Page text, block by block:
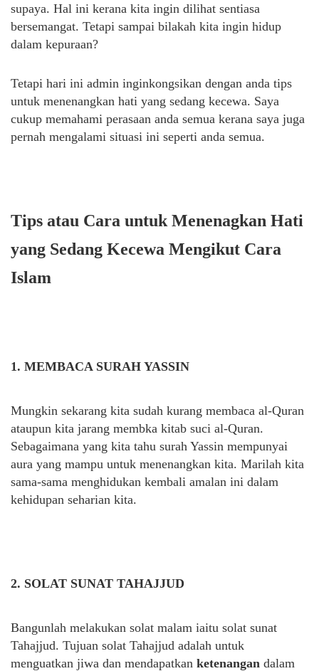
supaya. Hal ini kerana kita ingin dilihat sentiasa
bersemangat. Tetapi sampai bilakah kita ingin hidup
dalam kepuraan?
Tetapi hari ini admin inginkongsikan dengan anda tips
untuk menenangkan hati yang sedang kecewa. Saya
cukup memahami perasaan anda semua kerana saya juga
pernah mengalami situasi ini seperti anda semua.
Tips atau Cara untuk Menenagkan Hati
yang Sedang Kecewa Mengikut Cara
Islam
1. MEMBACA SURAH YASSIN
Mungkin sekarang kita sudah kurang membaca al-Quran
ataupun kita jarang membka kitab suci al-Quran.
Sebagaimana yang kita tahu surah Yassin mempunyai
aura yang mampu untuk menenangkan kita. Marilah kita
sama-sama menghidukan kembali amalan ini dalam
kehidupan seharian kita.
2. SOLAT SUNAT TAHAJJUD
Bangunlah melakukan solat malam iaitu solat sunat
Tahajjud. Tujuan solat Tahajjud adalah untuk
menguatkan jiwa dan mendapatkan ketenangan dalam